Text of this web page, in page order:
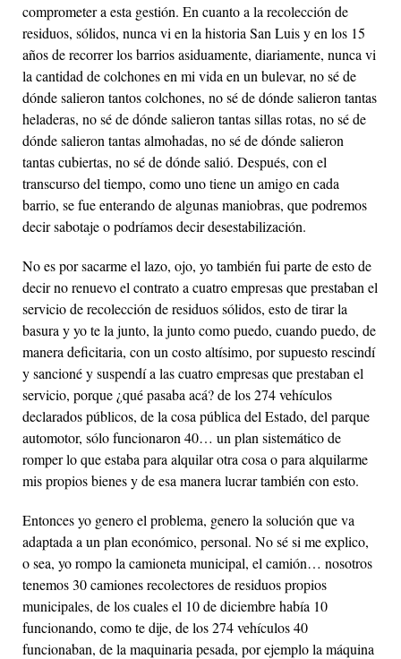
comprometer a esta gestión. En cuanto a la recolección de
residuos, sólidos, nunca vi en la historia San Luis y en los 15
años de recorrer los barrios asiduamente, diariamente, nunca vi
la cantidad de colchones en mi vida en un bulevar, no sé de
dónde salieron tantos colchones, no sé de dónde salieron tantas
heladeras, no sé de dónde salieron tantas sillas rotas, no sé de
dónde salieron tantas almohadas, no sé de dónde salieron
tantas cubiertas, no sé de dónde salió. Después, con el
transcurso del tiempo, como uno tiene un amigo en cada
barrio, se fue enterando de algunas maniobras, que podremos
decir sabotaje o podríamos decir desestabilización.
No es por sacarme el lazo, ojo, yo también fui parte de esto de
decir no renuevo el contrato a cuatro empresas que prestaban el
servicio de recolección de residuos sólidos, esto de tirar la
basura y yo te la junto, la junto como puedo, cuando puedo, de
manera deficitaria, con un costo altísimo, por supuesto rescindí
y sancioné y suspendí a las cuatro empresas que prestaban el
servicio, porque ¿qué pasaba acá? de los 274 vehículos
declarados públicos, de la cosa pública del Estado, del parque
automotor, sólo funcionaron 40… un plan sistemático de
romper lo que estaba para alquilar otra cosa o para alquilarme
mis propios bienes y de esa manera lucrar también con esto.
Entonces yo genero el problema, genero la solución que va
adaptada a un plan económico, personal. No sé si me explico,
o sea, yo rompo la camioneta municipal, el camión… nosotros
tenemos 30 camiones recolectores de residuos propios
municipales, de los cuales el 10 de diciembre había 10
funcionando, como te dije, de los 274 vehículos 40
funcionaban, de la maquinaria pesada, por ejemplo la máquina